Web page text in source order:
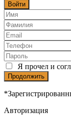
Войти
Я прочел и
Продолжить
Авторизация